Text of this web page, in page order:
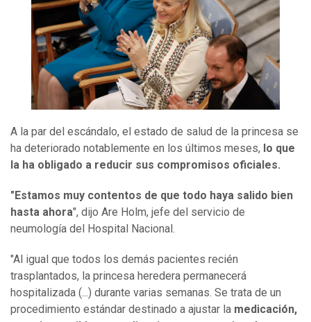
A la par del escándalo, el estado de salud de la princesa se
ha deteriorado notablemente en los últimos meses, lo que
la ha obligado a reducir sus compromisos oficiales.
"Estamos muy contentos de que todo haya salido bien
hasta ahora", dijo Are Holm, jefe del servicio de
neumología del Hospital Nacional.
"Al igual que todos los demás pacientes recién
trasplantados, la princesa heredera permanecerá
hospitalizada (...) durante varias semanas. Se trata de un
procedimiento estándar destinado a ajustar la medicación,